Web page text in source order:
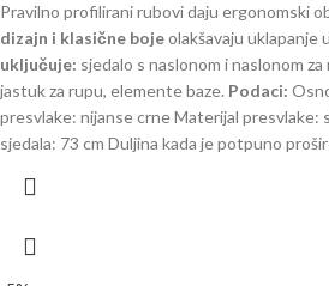
Pravilno profilirani rubovi daju ergonomski
dizajn i klasične bojeolakšavaju uklapanje
uključuje: sjedalo s naslonom i naslonom
jastuk za rupu, elemente baze. Podaci:
presvlake: nijanse crne Materijal presvlake:
sjedala: 73 cm Duljina kada je potpuno